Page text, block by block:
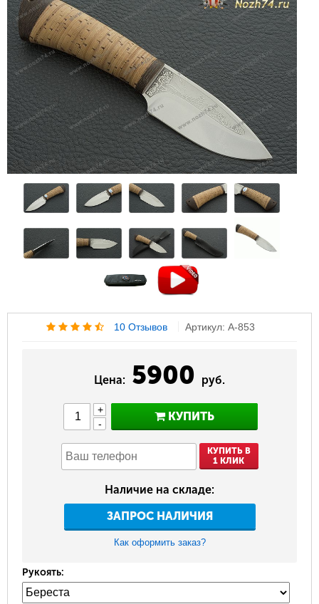
10 Отзывов Артикул: A-853
Цена: 5900 руб.
+
-
КУПИТЬ
КУПИТЬ В
1 КЛИК
Наличие на складе:
ЗАПРОС НАЛИЧИЯ
Как оформить заказ?
Рукоять: